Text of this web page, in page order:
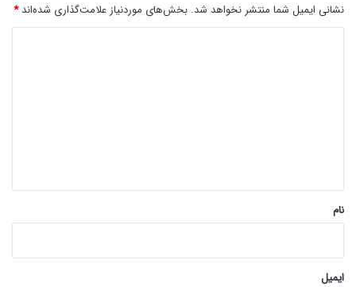
نشانی ایمیل شما منتشر نخواهد شد. بخش‌های موردنیاز علامت‌گذاری شده‌اند*
نام
ایمیل